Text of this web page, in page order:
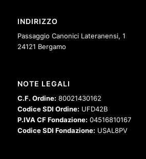
INDIRIZZO
Passaggio Canonici Lateranensi, 1
24121 Bergamo
NOTE LEGALI
C.F. Ordine: 80021430162
Codice SDI Ordine: UFD42B
P.IVA CF Fondazione: 04516810167
Codice SDI Fondazione: USAL8PV